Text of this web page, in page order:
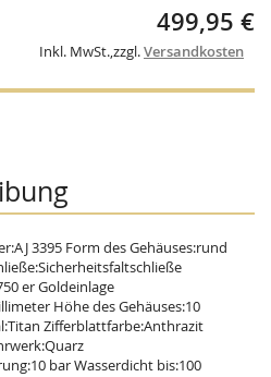
499,95 €
Inkl. MwSt.,zzgl.Versandkosten
3395 Form des Gehäuses:rund
er Goldeinlage
Höhe des Gehäuses:10
Zifferblattfarbe:Anthrazit
bar Wasserdicht bis:100